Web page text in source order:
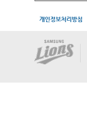
개인정보처리방침